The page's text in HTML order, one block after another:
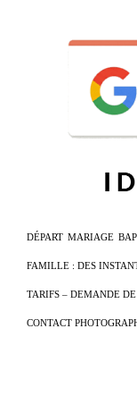
DÉPART MARIAGE
FAMILLE : DES
TARIFS – DEMANDE
CONTACT